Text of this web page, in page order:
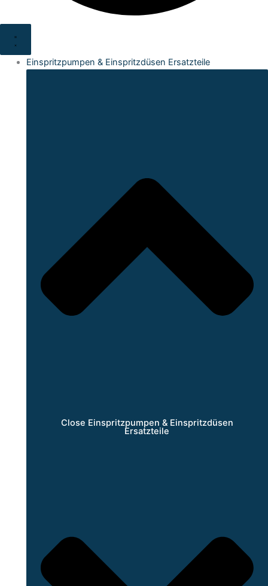
Einspritzpumpen & Einspritzdüsen Ersatzteile
Close Einspritzpumpen & Einspritzdüsen
Ersatzteile